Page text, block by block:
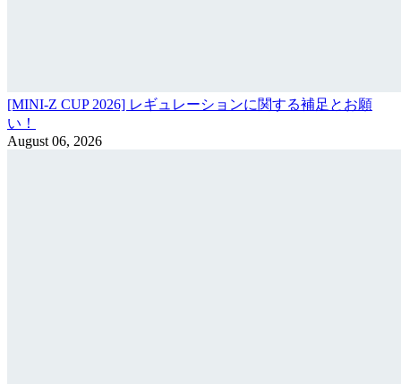
[MINI-Z CUP 2026] レギュレーションに関する補足とお願
い！
August 06, 2026